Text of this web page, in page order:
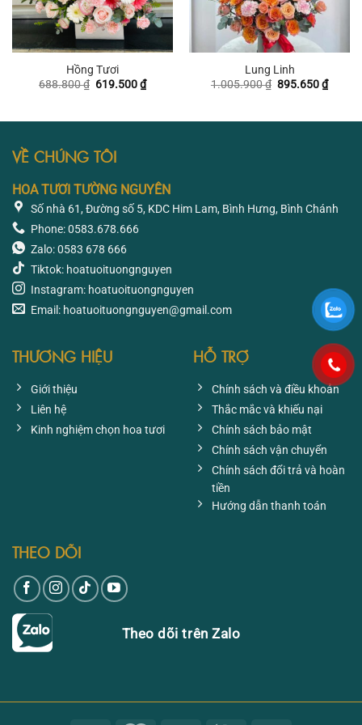
Hồng Tươi
688.800₫ Giá
619.500₫Giá
hiện
619.500 ₫.
Lung Linh
1.005.900₫ Giá
895.650₫Giá
hiện
VỀ CHÚNG TÔI
HOA TƯƠI TƯỜNG NGUYÊN
Số nhà 61, Đường số 5, KDC Him Lam, Bình Hưng, Bình Chánh
Phone: 0583.678.666
Zalo: 0583 678 666
Tiktok: hoatuoituongnguyen
Instagram: hoatuoituongnguyen
Email: hoatuoituongnguyen@gmail.com
THƯƠNG HIỆU
Giới thiệu
Liên hệ
Kinh nghiệm chọn hoa tươi
HỖ TRỢ
Chính sách và điều khoản
Thắc mắc và khiếu nại
Chính sách bảo mật
Chính sách vận chuyển
Chính sách đổi trả và hoàn
tiền
Hướng dẫn thanh toán
THEO DÕI
Theo dõi trên Zalo